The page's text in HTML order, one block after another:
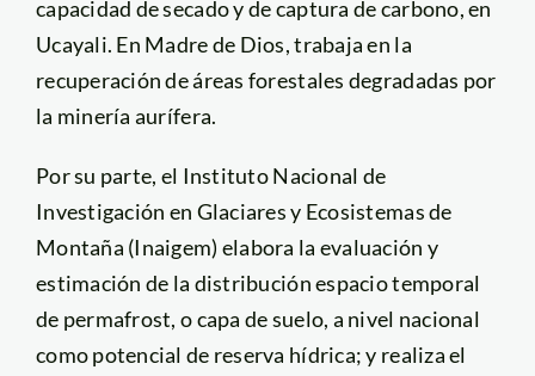
capacidad de secado y de captura de carbono, en
Ucayali. En Madre de Dios, trabaja en la
recuperación de áreas forestales degradadas por
la minería aurífera.
Por su parte, el Instituto Nacional de
Investigación en Glaciares y Ecosistemas de
Montaña (Inaigem) elabora la evaluación y
estimación de la distribución espacio temporal
de permafrost, o capa de suelo, a nivel nacional
como potencial de reserva hídrica; y realiza el